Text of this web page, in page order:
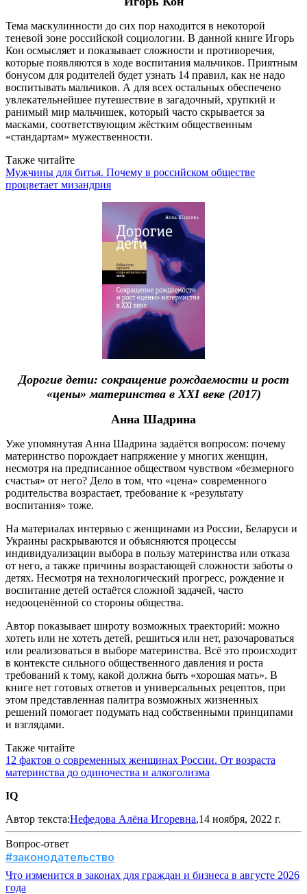
Тема маскулинности до сих пор находится в некоторой
теневой зоне российской социологии. В данной книге Игорь
Кон осмысляет и показывает сложности и противоречия,
которые появляются в ходе воспитания мальчиков. Приятным
бонусом для родителей будет узнать 14 правил, как не надо
воспитывать мальчиков. А для всех остальных обеспечено
увлекательнейшее путешествие в загадочный, хрупкий и
ранимый мир мальчишек, который часто скрывается за
масками, соответствующим жёстким общественным
«стандартам» мужественности.
Также читайте
Мужчины для битья. Почему в российском обществе
процветает мизандрия
Дорогие дети: сокращение рождаемости и рост
«цены» материнства в XXI веке (2017)
Анна Шадрина
Уже упомянутая Анна Шадрина задаётся вопросом: почему
материнство порождает напряжение у многих женщин,
несмотря на предписанное обществом чувством «безмерного
счастья» от него? Дело в том, что «цена» современного
родительства возрастает, требование к «результату
воспитания» тоже.
На материалах интервью с женщинами из России, Беларуси и
Украины раскрываются и объясняются процессы
индивидуализации выбора в пользу материнства или отказа
от него, а также причины возрастающей сложности заботы о
детях. Несмотря на технологический прогресс, рождение и
воспитание детей остаётся сложной задачей, часто
недооценённой со стороны общества.
Автор показывает широту возможных траекторий: можно
хотеть или не хотеть детей, решиться или нет, разочароваться
или реализоваться в выборе материнства. Всё это происходит
в контексте сильного общественного давления и роста
требований к тому, какой должна быть «хорошая мать». В
книге нет готовых ответов и универсальных рецептов, при
этом представленная палитра возможных жизненных
решений помогает подумать над собственными принципами
и взглядами.
Также читайте
12 фактов о современных женщинах России. От возраста
материнства до одиночества и алкоголизма
IQ
Автор текста:Нефедова Алёна Игоревна,14 ноября, 2022 г.
Вопрос-ответ
#законодательство
Что изменится в законах для граждан и бизнеса в августе 2026
года